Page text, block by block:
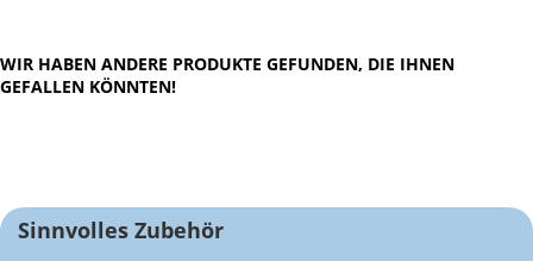
WIR HABEN ANDERE PRODUKTE GEFUNDEN, DIE IHNEN
GEFALLEN KÖNNTEN!
Sinnvolles Zubehör